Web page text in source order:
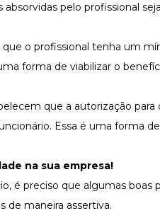
pelo profissional
o profissional tenha um
forma de viabilizar o
que a autorização
Essa é uma forma
na sua empresa!
preciso que algumas boas
de maneira assertiva.